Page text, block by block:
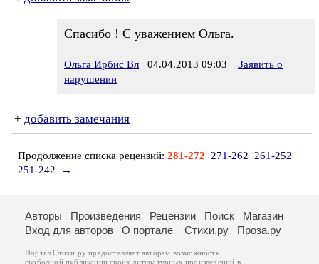
Спасибо ! С уважением Ольга.
Ольга Ирбис Вл 04.04.2013 09:03
Заявить о
нарушении
+ добавить замечания
Продолжение списка рецензий: 281-272 271-262
261-252
251-242
→
Авторы Произведения Рецензии Поиск
Магазин
Вход для авторов
О портале Стихи.ру Проза.ру
Портал Стихи.ру предоставляет авторам возможность
свободной публикации своих литературных произведений в